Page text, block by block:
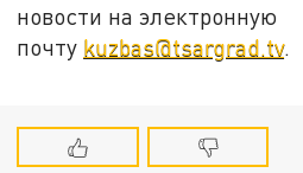
новости на электронную
почту kuzbas@tsargrad.tv.